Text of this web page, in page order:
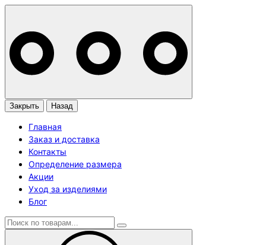
Закрыть Назад
Главная
Заказ и доставка
Контакты
Определение размера
Акции
Уход за изделиями
Блог